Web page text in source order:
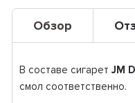
Обзор
В составе сигарет JM
смол соответственно.